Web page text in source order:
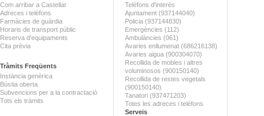
Com arribar a Castellar
Adreces i telèfons
Farmàcies de guàrdia
Horaris de transport públic
Reserva d'equipaments
Cita prèvia
Tràmits Freqüents
Instància genèrica
Bústia oberta
Subvencions per a la contractació
Tots els tràmits
Telèfons d'interès
Ajuntament (937144040)
Policia (937144830)
Emergències (112)
Ambulàncies (061)
Avaries enllumenat (686216138)
Avaries aigua (900304070)
Recollida de mobles i altres
voluminosos (900150140)
Recollida de restes vegetals
(900150140)
Tanatori (937471203)
Totes les adreces i telèfons
Serveis